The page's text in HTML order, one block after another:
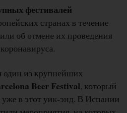
фестивалей
странах в течение
об отмене их проведения
один из крупнейших
Beer Festival, который
уже в этот уик-энд. В Испании